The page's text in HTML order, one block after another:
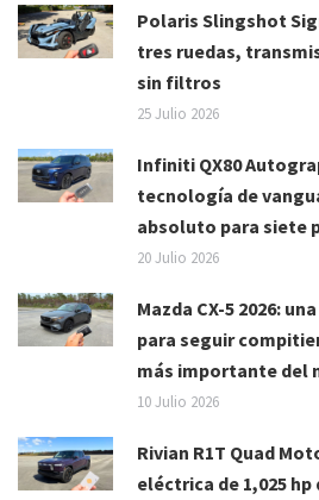
Polaris Slingshot
tres ruedas,
sin filtros
25 Julio 2026
Infiniti QX80
tecnología de
absoluto para siete
20 Julio 2026
Mazda CX-5 2026:
para seguir
más importante del
10 Julio 2026
Rivian R1T Quad
eléctrica de 1,025